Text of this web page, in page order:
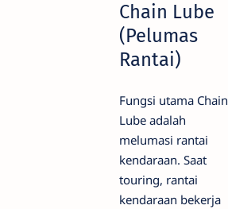
Chain Lube
(Pelumas
Rantai)
Fungsi utama Chain
Lube adalah
melumasi rantai
kendaraan. Saat
touring, rantai
kendaraan bekerja